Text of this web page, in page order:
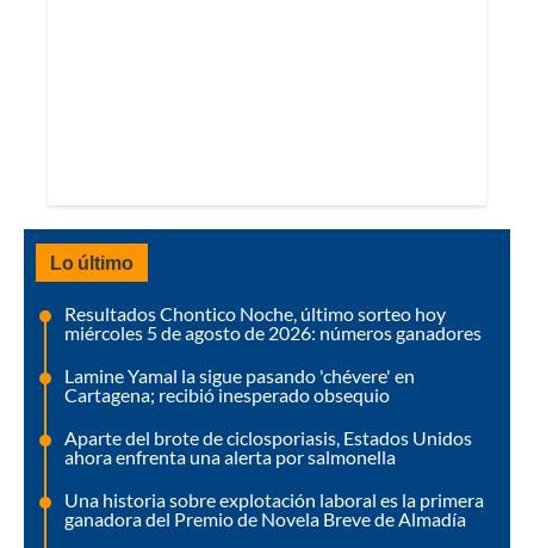
Lo último
Resultados Chontico Noche, último sorteo hoy
miércoles 5 de agosto de 2026: números ganadores
Lamine Yamal la sigue pasando 'chévere' en
Cartagena; recibió inesperado obsequio
Aparte del brote de ciclosporiasis, Estados Unidos
ahora enfrenta una alerta por salmonella
Una historia sobre explotación laboral es la primera
ganadora del Premio de Novela Breve de Almadía